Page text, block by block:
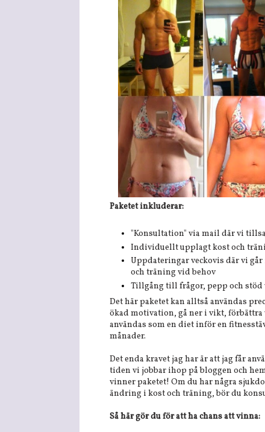
Paketet inkluderar:
"Konsultation" via mail där vi
Individuellt upplagt kost och
Uppdateringar veckovis där vi
och träning vid behov
Tillgång till frågor, pepp och
Det här paketet kan alltså användas
ökad motivation, gå ner i vikt, förbättra
användas som en diet inför en
månader.
Det enda kravet jag har är att jag får
tiden vi jobbar ihop på bloggen och
vinner paketet! Om du har några
ändring i kost och träning, bör du
Så här gör du för att ha chans att vinna: